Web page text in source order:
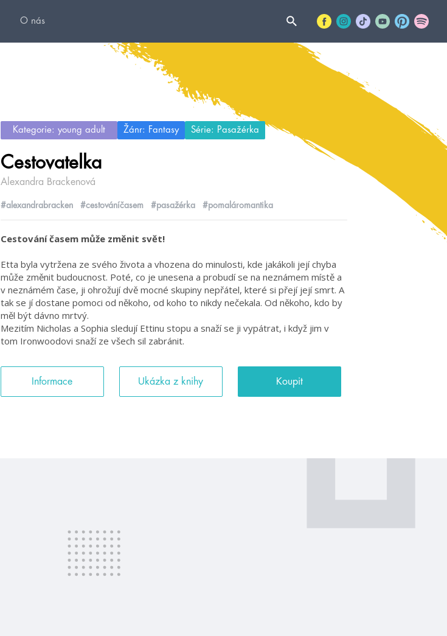
O nás
Kategorie: young adult Žánr: Fantasy Série: Pasažérka
Cestovatelka
Alexandra Brackenová
#alexandrabracken #cestováníčasem #pasažérka #pomaláromantika
Cestování časem může změnit svět!
Etta byla vytržena ze svého života a vhozena do minulosti, kde jakákoli její chyba
může změnit budoucnost. Poté, co je unesena a probudí se na neznámem místě a
v neznámém čase, ji ohrožují dvě mocné skupiny nepřátel, které si přejí její smrt. A
tak se jí dostane pomoci od někoho, od koho to nikdy nečekala. Od někoho, kdo by
měl být dávno mrtvý.
Mezitím Nicholas a Sophia sledují Ettinu stopu a snaží se ji vypátrat, i když jim v
tom Ironwoodovi snaží ze všech sil zabránit.
Informace Ukázka z knihy Koupit